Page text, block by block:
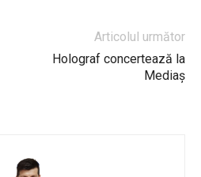
Articolul următor
Holograf concertează la
Mediaș